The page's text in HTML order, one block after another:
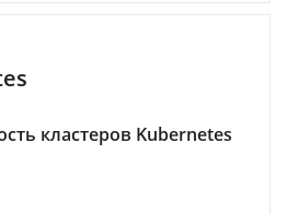
кластеров Kubernetes